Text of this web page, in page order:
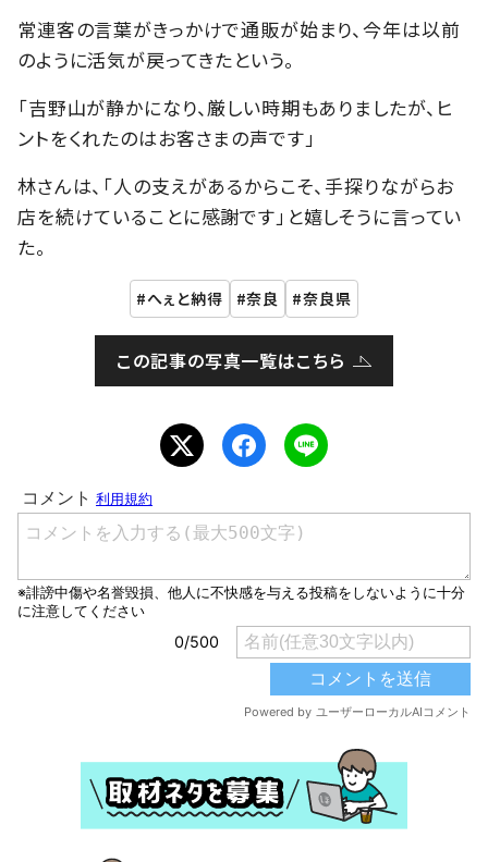
常連客の言葉がきっかけで通販が始まり、今年は以前
のように活気が戻ってきたという。
「吉野山が静かになり、厳しい時期もありましたが、ヒ
ントをくれたのはお客さまの声です」
林さんは、「人の支えがあるからこそ、手探りながらお
店を続けていることに感謝です」と嬉しそうに言ってい
た。
へぇと納得 奈良 奈良県
この記事の写真一覧はこちら